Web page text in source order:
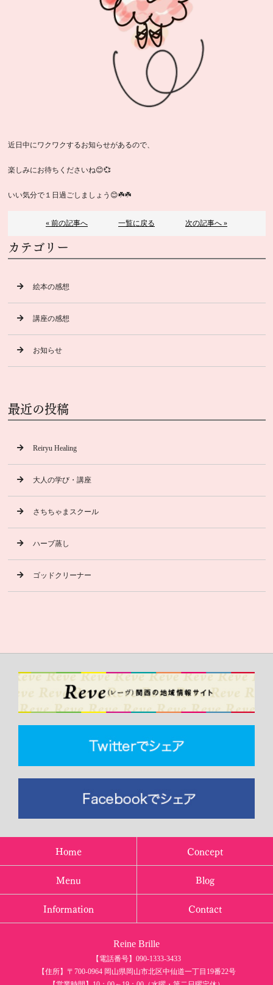
近日中にワクワクするお知らせがあるので、
楽しみにお待ちくださいね😊💞
いい気分で１日過ごしましょう😊☘️☘️
« 前の記事へ 一覧に戻る 次の記事へ »
カテゴリー
絵本の感想
講座の感想
お知らせ
最近の投稿
Reiryu Healing
大人の学び・講座
さちちゃまスクール
ハーブ蒸し
ゴッドクリーナー
Home
Concept
Menu
Blog
Information
Contact
Reine Brille
【電話番号】090-1333-3433
【住所】〒700-0964 岡山県岡山市北区中仙道一丁目19番22号